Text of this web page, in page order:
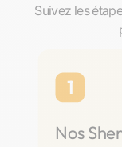
Suivez les
1
Nos